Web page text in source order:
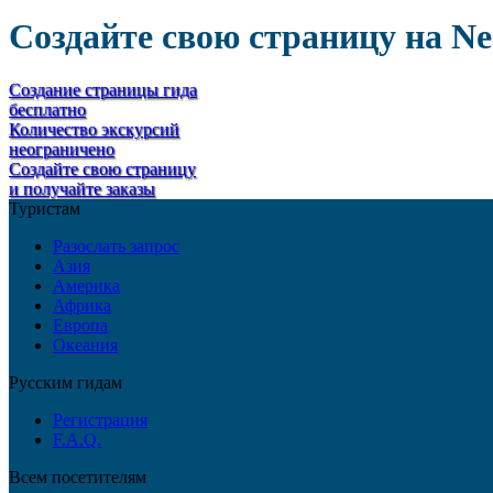
Создайте свою страницу на
Создание страницы гида
бесплатно
Количество экскурсий
неограничено
Создайте свою страницу
и получайте заказы
Туристам
Разослать запрос
Азия
Америка
Африка
Европа
Океания
Русским гидам
Регистрация
F.A.Q.
Всем посетителям